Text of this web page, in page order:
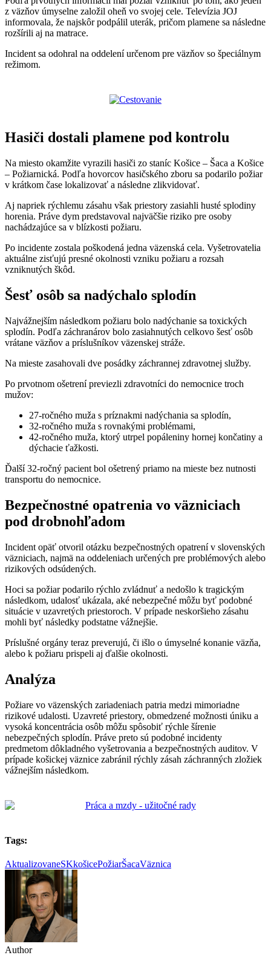
z väzňov úmyselne založil oheň vo svojej cele. Televízia JOJ
informovala, že najskôr podpálil uterák, pričom plamene sa následne
rozšírili aj na matrace.
Incident sa odohral na oddelení určenom pre väzňov so špeciálnym
režimom.
Hasiči dostali plamene pod kontrolu
Na miesto okamžite vyrazili hasiči zo staníc Košice – Šaca a Košice
– Požiarnická. Podľa hovorcov hasičského zboru sa podarilo požiar
v krátkom čase lokalizovať a následne zlikvidovať.
Aj napriek rýchlemu zásahu však priestory zasiahli husté splodiny
horenia. Práve dym predstavoval najväčšie riziko pre osoby
nachádzajúce sa v blízkosti požiaru.
Po incidente zostala poškodená jedna väzenská cela. Vyšetrovatelia
aktuálne zisťujú presné okolnosti vzniku požiaru a rozsah
vzniknutých škôd.
Šesť osôb sa nadýchalo splodín
Najvážnejším následkom požiaru bolo nadýchanie sa toxických
splodín. Podľa záchranárov bolo zasiahnutých celkovo šesť osôb
vrátane väzňov a príslušníkov väzenskej stráže.
Na mieste zasahovali dve posádky záchrannej zdravotnej služby.
Po prvotnom ošetrení previezli zdravotníci do nemocnice troch
mužov:
27-ročného muža s príznakmi nadýchania sa splodín,
32-ročného muža s rovnakými problémami,
42-ročného muža, ktorý utrpel popáleniny hornej končatiny a
dýchacie ťažkosti.
Ďalší 32-ročný pacient bol ošetrený priamo na mieste bez nutnosti
transportu do nemocnice.
Bezpečnostné opatrenia vo väzniciach
pod drobnohľadom
Incident opäť otvoril otázku bezpečnostných opatrení v slovenských
väzniciach, najmä na oddeleniach určených pre problémových alebo
rizikových odsúdených.
Hoci sa požiar podarilo rýchlo zvládnuť a nedošlo k tragickým
následkom, udalosť ukázala, aké nebezpečné môžu byť podobné
situácie v uzavretých priestoroch. V prípade neskoršieho zásahu
mohli byť následky podstatne vážnejšie.
Príslušné orgány teraz preverujú, či išlo o úmyselné konanie väzňa,
alebo k požiaru prispeli aj ďalšie okolnosti.
Analýza
Požiare vo väzenských zariadeniach patria medzi mimoriadne
rizikové udalosti. Uzavreté priestory, obmedzené možnosti úniku a
vysoká koncentrácia osôb môžu spôsobiť rýchle šírenie
nebezpečných splodín. Práve preto sú podobné incidenty
predmetom dôkladného vyšetrovania a bezpečnostných auditov. V
prípade košickej väznice zabránil rýchly zásah záchranných zložiek
vážnejším následkom.
Tags:
AktualizovaneSKkošicePožiarŠacaVäznica
Author